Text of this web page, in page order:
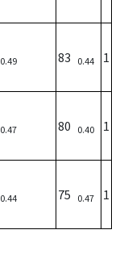
0.49 83 0.44 1
0.47 80 0.40 1
0.44 75 0.47 1